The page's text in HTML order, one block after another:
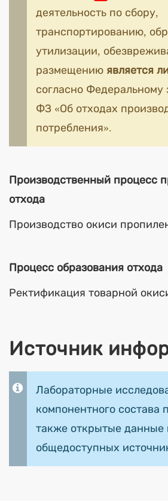
деятельность по сбору,
транспортированию,
утилизации,
размещению является
согласно
ФЗ «Об отходах
потребления».
Производственный процесс
отхода
Производство окиси
Процесс образования отхода
Ректификация товарной
Источник
Лабораторные
компонентного состава
также открытые данные
общедоступных